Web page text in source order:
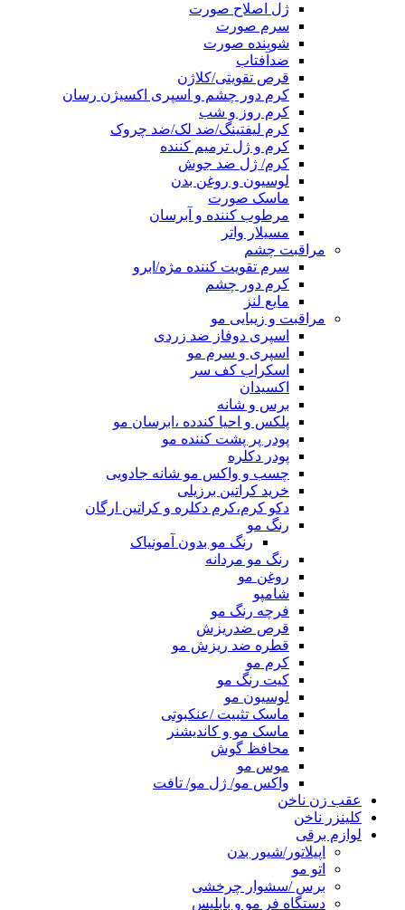
ژل اصلاح صورت
سرم صورت
شوینده صورت
ضدآفتاب
قرص تقویتی/کلاژن
کرم دور چشم و اسپری اکسیژن رسان
کرم روز و شب
کرم لیفتینگ/ضد لک/ضد چروک
کرم و ژل ترمیم کننده
کرم/ ژل ضد جوش
لوسیون و روغن بدن
ماسک صورت
مرطوب کننده و آبرسان
مسیلار واتر
مراقبت چشم
سرم تقویت کننده مژه/ابرو
کرم دور چشم
مایع لنز
مراقبت و زیبایی مو
اسپری دوفاز ضد زردی
اسپری و سرم مو
اسکراب کف سر
اکسیدان
برس و شانه
پلکس و احیا کندده ،ابرسان مو
پودر پر پشت کننده مو
پودر دکلره
چسب و واکس مو شانه جادویی
خرید کراتین برزیلی
دکو کرم،کرم دکلره و کراتین ارگان
رنگ مو
رنگ مو بدون آمونیاک
رنگ مو مردانه
روغن مو
شامپو
فرچه رنگ مو
قرص ضدریزش
قطره ضد ریزش مو
کرم مو
کیت رنگ مو
لوسیون مو
ماسک تثبیت /عنکبوتی
ماسک مو و کاندیشنر
محافظ گوش
موس مو
واکس مو/ ژل مو/ تافت
عقب زن ناخن
کلینزر ناخن
لوازم برقی
اپیلاتور/شیور بدن
اتو مو
برس /سشوار چرخشی
دستگاه فر مو و بابلیس